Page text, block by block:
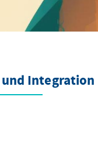
Integration